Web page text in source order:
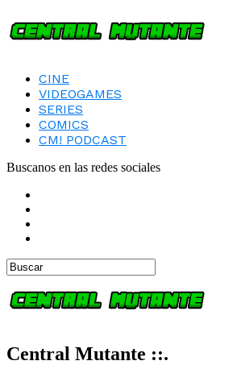
CINE
VIDEOGAMES
SERIES
COMICS
CM! PODCAST
Buscanos en las redes sociales
Central Mutante ::.